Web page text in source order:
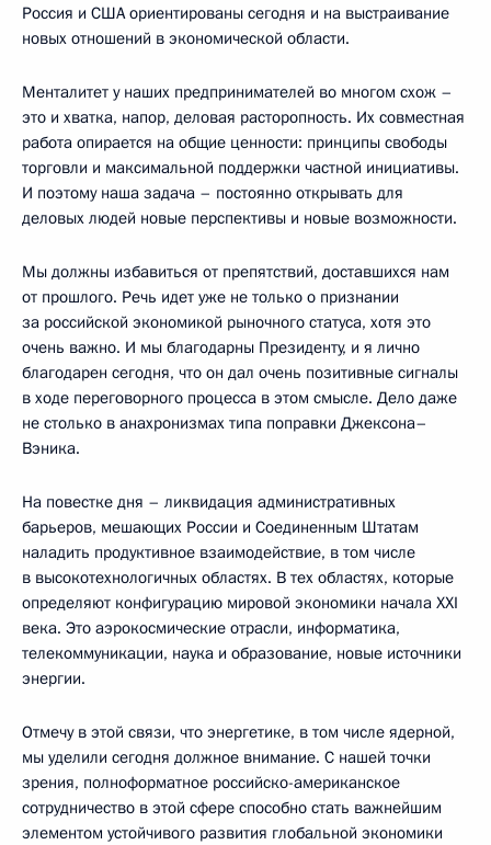
Россия и США ориентированы сегодня и на выстраивание
новых отношений в экономической области.
Менталитет у наших предпринимателей во многом схож –
это и хватка, напор, деловая расторопность. Их совместная
работа опирается на общие ценности: принципы свободы
торговли и максимальной поддержки частной инициативы.
И поэтому наша задача – постоянно открывать для
деловых людей новые перспективы и новые возможности.
Мы должны избавиться от препятствий, доставшихся нам
от прошлого. Речь идет уже не только о признании
за российской экономикой рыночного статуса, хотя это
очень важно. И мы благодарны Президенту, и я лично
благодарен сегодня, что он дал очень позитивные сигналы
в ходе переговорного процесса в этом смысле. Дело даже
не столько в анахронизмах типа поправки Джексона–
Вэника.
На повестке дня – ликвидация административных
барьеров, мешающих России и Соединенным Штатам
наладить продуктивное взаимодействие, в том числе
в высокотехнологичных областях. В тех областях, которые
определяют конфигурацию мировой экономики начала XXI
века. Это аэрокосмические отрасли, информатика,
телекоммуникации, наука и образование, новые источники
энергии.
Отмечу в этой связи, что энергетике, в том числе ядерной,
мы уделили сегодня должное внимание. С нашей точки
зрения, полноформатное российско-американское
сотрудничество в этой сфере способно стать важнейшим
элементом устойчивого развития глобальной экономики